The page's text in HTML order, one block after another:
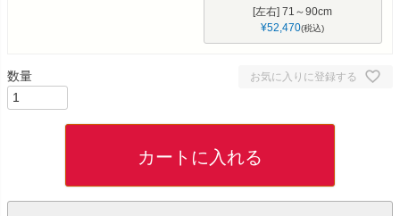
[左右] 71～90cm
¥52,470 税込
お気に入りに登録する
カートに入れる